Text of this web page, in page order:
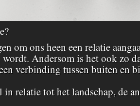
om ons heen een relatie
Andersom is het ook zo
verbinding tussen buiten en
relatie tot het landschap, de